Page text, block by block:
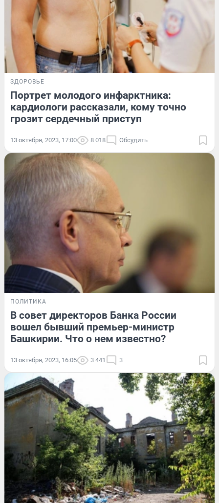
ЗДОРОВЬЕ
Портрет молодого инфарктника:
кардиологи рассказали, кому точно
грозит сердечный приступ
13 октября, 2023, 17:00 8 018 Обсудить
ПОЛИТИКА
В совет директоров Банка России
вошел бывший премьер-министр
Башкирии. Что о нем известно?
13 октября, 2023, 16:05 3 441 3